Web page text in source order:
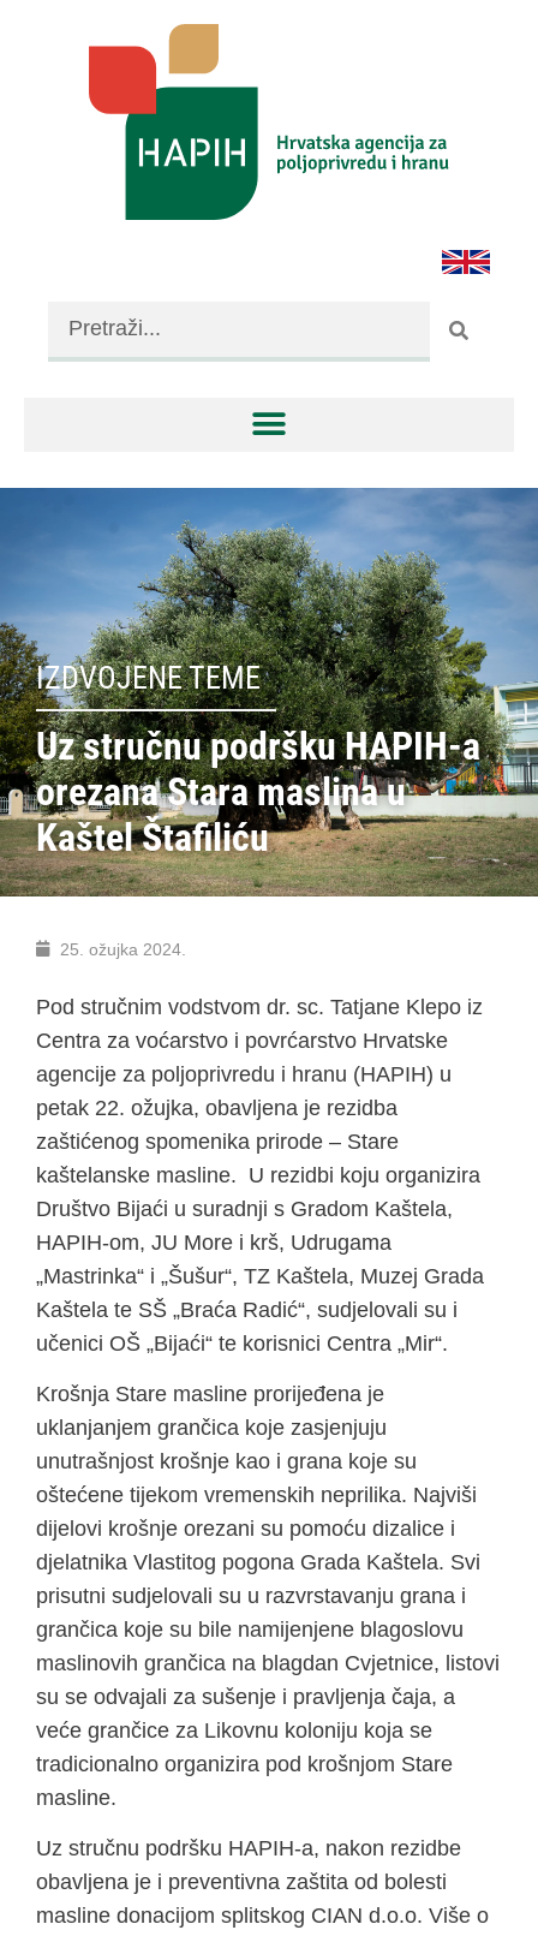
IZDVOJENE TEME
Uz stručnu podršku HAPIH-a
orezana Stara maslina u
Kaštel Štafiliću
25. ožujka 2024.
Pod stručnim vodstvom dr. sc. Tatjane Klepo iz
Centra za voćarstvo i povrćarstvo Hrvatske
agencije za poljoprivredu i hranu (HAPIH) u
petak 22. ožujka, obavljena je rezidba
zaštićenog spomenika prirode – Stare
kaštelanske masline. U rezidbi koju organizira
Društvo Bijaći u suradnji s Gradom Kaštela,
HAPIH-om, JU More i krš, Udrugama
„Mastrinka“ i „Šušur“, TZ Kaštela, Muzej Grada
Kaštela te SŠ „Braća Radić“, sudjelovali su i
učenici OŠ „Bijaći“ te korisnici Centra „Mir“.
Krošnja Stare masline prorijeđena je
uklanjanjem grančica koje zasjenjuju
unutrašnjost krošnje kao i grana koje su
oštećene tijekom vremenskih neprilika. Najviši
dijelovi krošnje orezani su pomoću dizalice i
djelatnika Vlastitog pogona Grada Kaštela. Svi
prisutni sudjelovali su u razvrstavanju grana i
grančica koje su bile namijenjene blagoslovu
maslinovih grančica na blagdan Cvjetnice, listovi
su se odvajali za sušenje i pravljenja čaja, a
veće grančice za Likovnu koloniju koja se
tradicionalno organizira pod krošnjom Stare
masline.
Uz stručnu podršku HAPIH-a, nakon rezidbe
obavljena je i preventivna zaštita od bolesti
masline donacijom splitskog CIAN d.o.o. Više o